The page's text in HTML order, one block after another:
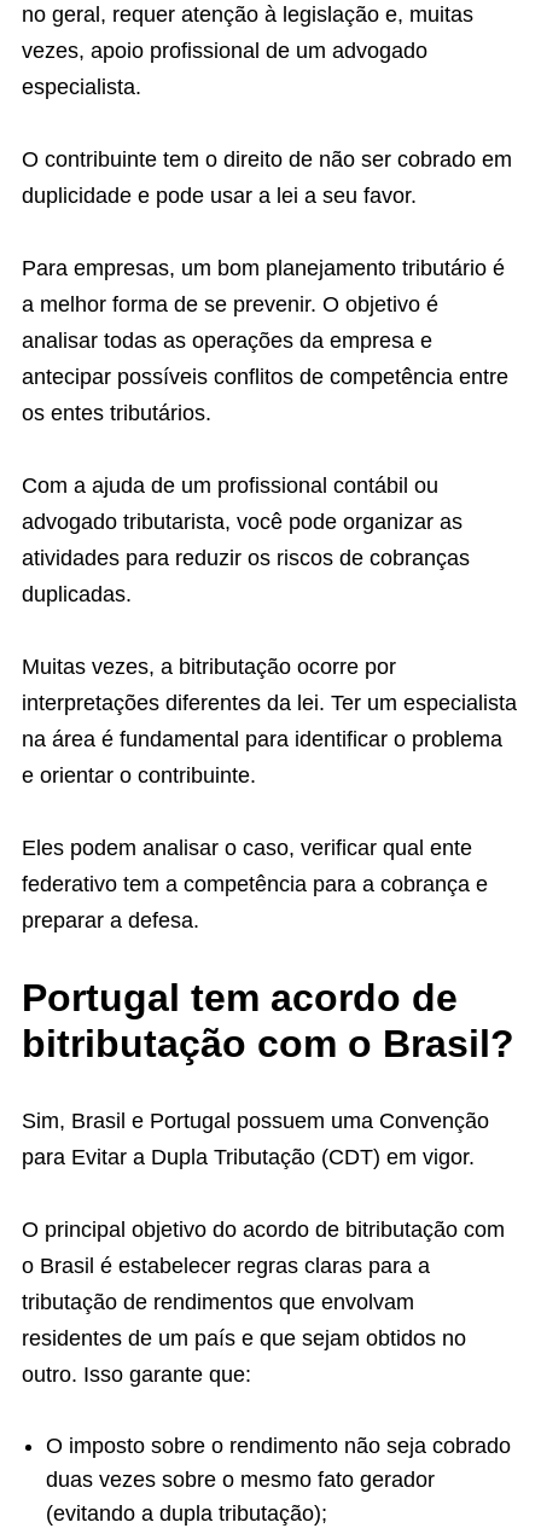
no geral, requer atenção à legislação e, muitas
vezes, apoio profissional de um advogado
especialista.
O contribuinte tem o direito de não ser cobrado em
duplicidade e pode usar a lei a seu favor.
Para empresas, um bom planejamento tributário é
a melhor forma de se prevenir. O objetivo é
analisar todas as operações da empresa e
antecipar possíveis conflitos de competência entre
os entes tributários.
Com a ajuda de um profissional contábil ou
advogado tributarista, você pode organizar as
atividades para reduzir os riscos de cobranças
duplicadas.
Muitas vezes, a bitributação ocorre por
interpretações diferentes da lei. Ter um especialista
na área é fundamental para identificar o problema
e orientar o contribuinte.
Eles podem analisar o caso, verificar qual ente
federativo tem a competência para a cobrança e
preparar a defesa.
Portugal tem acordo de
bitributação com o Brasil?
Sim, Brasil e Portugal possuem uma Convenção
para Evitar a Dupla Tributação (CDT) em vigor.
O principal objetivo do acordo de bitributação com
o Brasil é estabelecer regras claras para a
tributação de rendimentos que envolvam
residentes de um país e que sejam obtidos no
outro. Isso garante que:
O imposto sobre o rendimento não seja cobrado
duas vezes sobre o mesmo fato gerador
(evitando a dupla tributação);